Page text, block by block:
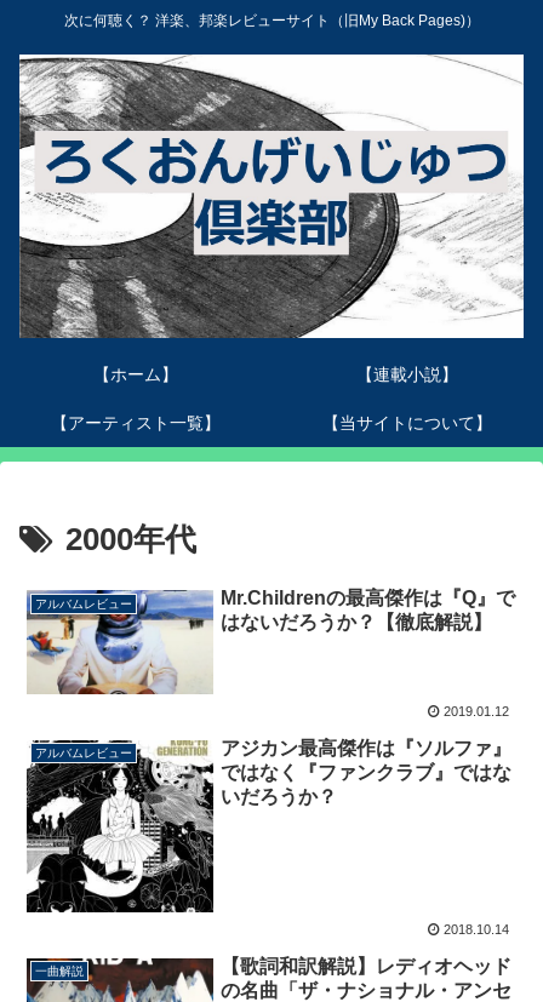
次に何聴く？ 洋楽、邦楽レビューサイト（旧My Back Pages)）
【ホーム】 【連載小説】
【アーティスト一覧】 【当サイトについて】
2000年代
アルバムレビュー
Mr.Childrenの最高傑作は『Q』で
はないだろうか？【徹底解説】
2019.01.12
アルバムレビュー
アジカン最高傑作は『ソルファ』
ではなく『ファンクラブ』ではな
いだろうか？
2018.10.14
一曲解説
【歌詞和訳解説】レディオヘッド
の名曲「ザ・ナショナル・アンセ